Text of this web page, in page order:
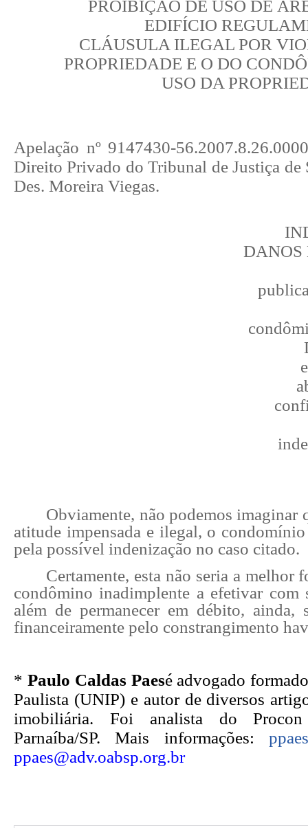
PROIBIÇÃO DE USO DE
EDIFÍCIO
CLÁUSULA ILEGAL POR
PROPRIEDADE E O DO
USO DA
Apelação nº 9147430-
Direito Privado do Tribunal de Justiça de
Des. Moreira Viegas.
DANOS
Obviamente, não podemos imaginar
atitude impensada e ilegal, o
pela possível indenização no caso citado.
Certamente, esta não seria a melhor
condômino inadimplente a efetivar com
além de permanecer em débito, ainda,
financeiramente pelo constrangimento
* Paulo Caldas Paesé advogado
Paulista (UNIP) e autor de diversos
imobiliária. Foi analista do
Parnaíba/SP. Mais informações:
ppaes@adv.oabsp.org.br